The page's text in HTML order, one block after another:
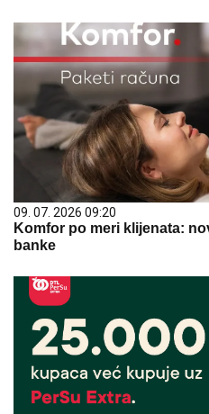
09. 07. 2026 09:20
Komfor po meri klijenata:
banke